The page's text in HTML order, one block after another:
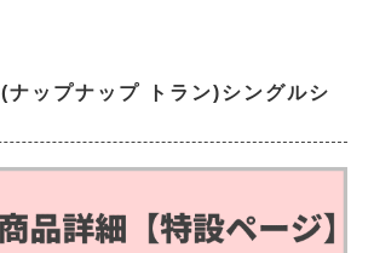
ップナップ トラン)シングルシ